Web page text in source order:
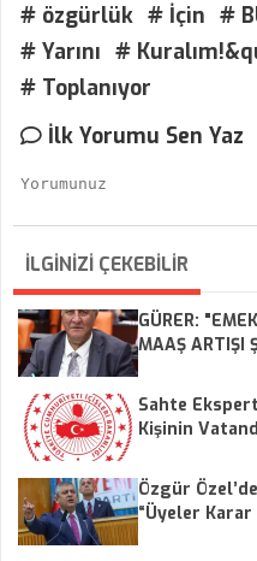
# özgürlük # İçin #
# Yarını #
# Toplanıyor
İlk Yorumu Sen Yaz
İLGİNİZİ ÇEKEBİLİR
GÜRER:
MAAŞ ARTIŞI
Sahte
Kişinin
Özgür
“Üyeler